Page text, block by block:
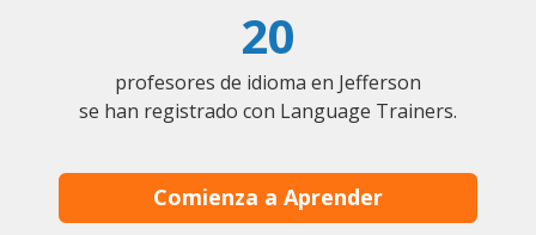
20
profesores de idioma en Jefferson
se han registrado con Language Trainers.
Comienza a Aprender